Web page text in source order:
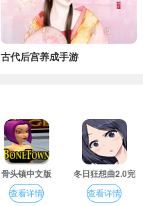
古代后宫养成手游
骨头镇中文版
查看详情
冬日狂想曲2.0完
整汉化版
查看详情